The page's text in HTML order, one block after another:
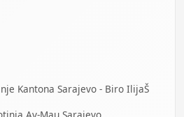
Kantona Sarajevo - Biro IlijaŠ
Av-Mau Sarajevo